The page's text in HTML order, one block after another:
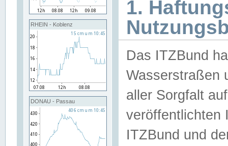
RHEIN - Koblenz
DONAU - Passau
1.
Das ITZBund
Wasserstraßen
aller Sorgfalt
veröffentlichten
ITZBund und